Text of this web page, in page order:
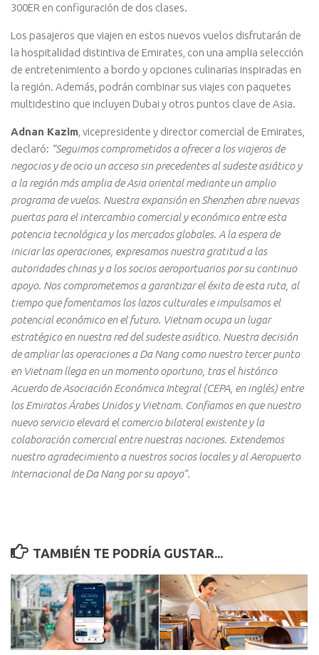
300ER en configuración de dos clases.
Los pasajeros que viajen en estos nuevos vuelos disfrutarán de
la hospitalidad distintiva de Emirates, con una amplia selección
de entretenimiento a bordo y opciones culinarias inspiradas en
la región. Además, podrán combinar sus viajes con paquetes
multidestino que incluyen Dubai y otros puntos clave de Asia.
Adnan Kazim , vicepresidente y director comercial de Emirates,
declaró: “Seguimos comprometidos a ofrecer a los viajeros de
negocios y de ocio un acceso sin precedentes al sudeste asiático y
a la región más amplia de Asia oriental mediante un amplio
programa de vuelos. Nuestra expansión en Shenzhen abre nuevas
puertas para el intercambio comercial y económico entre esta
potencia tecnológica y los mercados globales. A la espera de
iniciar las operaciones, expresamos nuestra gratitud a las
autoridades chinas y a los socios aeroportuarios por su continuo
apoyo. Nos comprometemos a garantizar el éxito de esta ruta, al
tiempo que fomentamos los lazos culturales e impulsamos el
potencial económico en el futuro. Vietnam ocupa un lugar
estratégico en nuestra red del sudeste asiático. Nuestra decisión
de ampliar las operaciones a Da Nang como nuestro tercer punto
en Vietnam llega en un momento oportuno, tras el histórico
Acuerdo de Asociación Económica Integral (CEPA, en inglés) entre
los Emiratos Árabes Unidos y Vietnam. Confiamos en que nuestro
nuevo servicio elevará el comercio bilateral existente y la
colaboración comercial entre nuestras naciones. Extendemos
nuestro agradecimiento a nuestros socios locales y al Aeropuerto
Internacional de Da Nang por su apoyo”.
TAMBIÉN TE PODRÍA GUSTAR...